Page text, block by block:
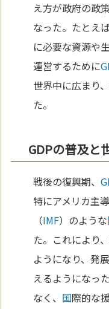
え方が政府の政
なった。たとえ
に必要な資源や
運営するために
世界中に広まり
た。
GDPの普及と
戦後の復興期、
特にアメリカ主
（IMF）のような
た。これにより
ようになり、発
えるようになっ
なく、 国際的な